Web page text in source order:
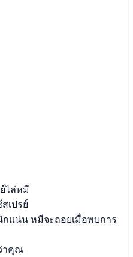
ไล่หมี
เปรย์
แน่น หมีจะถอยเมื่อพบการ
าคุณ